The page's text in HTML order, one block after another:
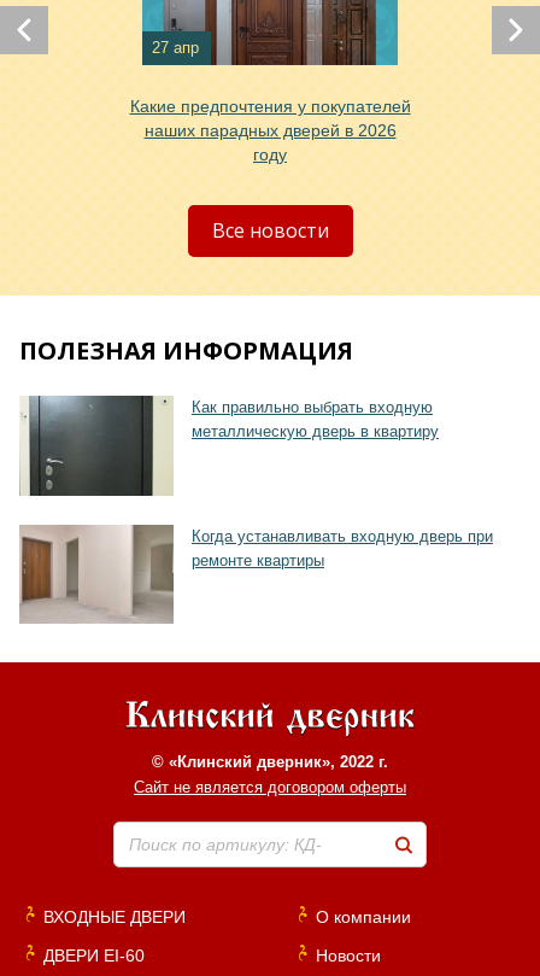
Хочу такую
Хочу такую
27 апр
Какие предпочтения у покупателей
наших парадных дверей в 2026
году
Все новости
ПОЛЕЗНАЯ ИНФОРМАЦИЯ
Как правильно выбрать входную
металлическую дверь в квартиру
Когда устанавливать входную дверь при
ремонте квартиры
© «Клинский дверник», 2022 г.
Сайт не является договором оферты
Поиск по артикулу: КД-
ВХОДНЫЕ ДВЕРИ
ДВЕРИ EI-60
О компании
Новости